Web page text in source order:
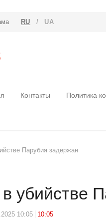
RU / UA
Контакты Политика
Парубия задержан
убийстве
10:05 10:05